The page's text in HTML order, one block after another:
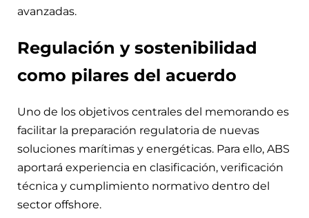
avanzadas.
Regulación y sostenibilidad
como pilares del acuerdo
Uno de los objetivos centrales del memorando es
facilitar la preparación regulatoria de nuevas
soluciones marítimas y energéticas. Para ello, ABS
aportará experiencia en clasificación, verificación
técnica y cumplimiento normativo dentro del
sector offshore.